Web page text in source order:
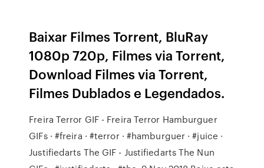
Baixar Filmes Torrent, BluRay
1080p 720p, Filmes via Torrent,
Download Filmes via Torrent,
Filmes Dublados e Legendados.
Freira Terror GIF - Freira Terror Hamburguer
GIFs · #freira · #terror · #hamburguer · #juice ·
Justifiedarts The GIF - Justifiedarts The Nun